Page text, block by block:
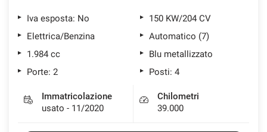
Iva esposta: No
150 KW/204 CV
Elettrica/Benzina
Automatico (7)
1.984 cc
Blu metallizzato
Porte: 2
Posti: 4
Immatricolazione
usato - 11/2020
Chilometri
39.000